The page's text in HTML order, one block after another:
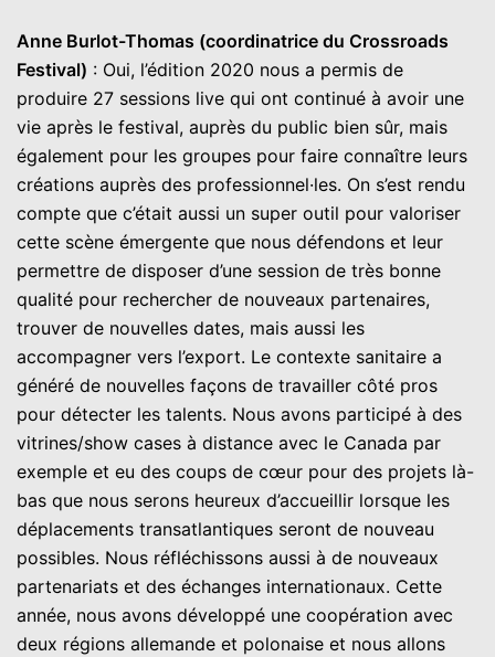
Anne Burlot-Thomas (coordinatrice du Crossroads
Festival) : Oui, l’édition 2020 nous a permis de
produire 27 sessions live qui ont continué à avoir une
vie après le festival, auprès du public bien sûr, mais
également pour les groupes pour faire connaître leurs
créations auprès des professionnel·les. On s’est rendu
compte que c’était aussi un super outil pour valoriser
cette scène émergente que nous défendons et leur
permettre de disposer d’une session de très bonne
qualité pour rechercher de nouveaux partenaires,
trouver de nouvelles dates, mais aussi les
accompagner vers l’export. Le contexte sanitaire a
généré de nouvelles façons de travailler côté pros
pour détecter les talents. Nous avons participé à des
vitrines/show cases à distance avec le Canada par
exemple et eu des coups de cœur pour des projets là-
bas que nous serons heureux d’accueillir lorsque les
déplacements transatlantiques seront de nouveau
possibles. Nous réfléchissons aussi à de nouveaux
partenariats et des échanges internationaux. Cette
année, nous avons développé une coopération avec
deux régions allemande et polonaise et nous allons